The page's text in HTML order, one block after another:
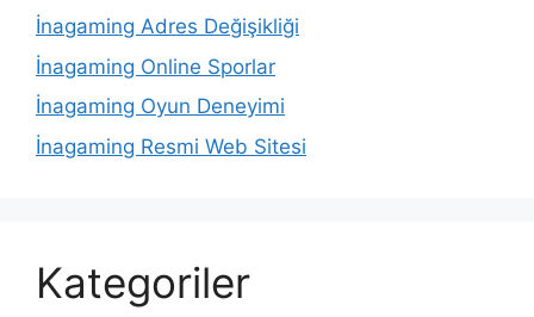
İnagaming Adres Değişikliği
İnagaming Online Sporlar
İnagaming Oyun Deneyimi
İnagaming Resmi Web Sitesi
Kategoriler